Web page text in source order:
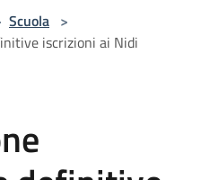
Scuola >
iscrizioni ai Nidi